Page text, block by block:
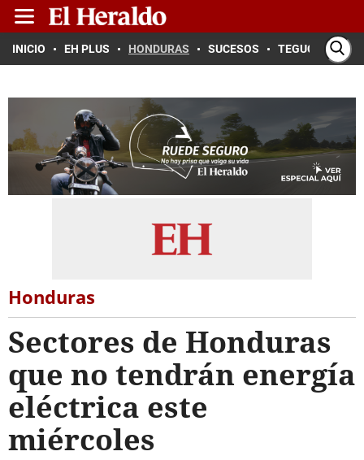
INICIO EH PLUS HONDURAS SUCESOS TEGUCIGALPA
Honduras
Sectores de Honduras
que no tendrán energía
eléctrica este
miércoles